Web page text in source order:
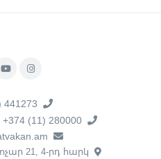
441273
(11) 280000
21, 4-րդ հարկ